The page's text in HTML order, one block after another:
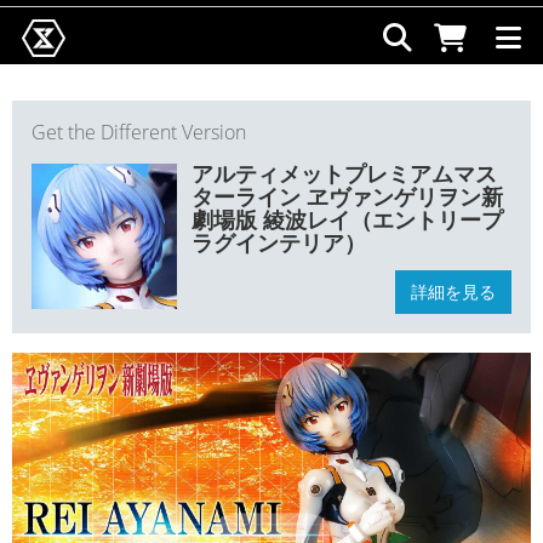
Get the Different Version
アルティメットプレミアムマス
ターライン ヱヴァンゲリヲン新
劇場版 綾波レイ（エントリープ
ラグインテリア）
詳細を見る